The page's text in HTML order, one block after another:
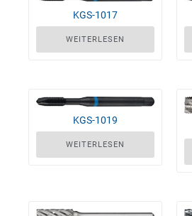
KGS-1017
WEITERLESEN
KGS-1019
WEITERLESEN